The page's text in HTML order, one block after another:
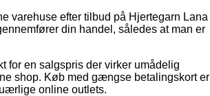
varehuse efter tilbud på Hjertegarn Lana
din handel, således at man er
for en salgspris der virker umådelig
shop. Køb med gængse betalingskort er
online outlets.